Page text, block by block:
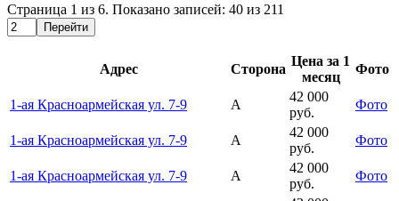
Страница 1 из 6. Показано записей: 40 из 211
Перейти
Адрес Сторона
Цена за 1
месяц
Фото
1-ая Красноармейская ул. 7-9 А
42 000
руб.
Фото
1-ая Красноармейская ул. 7-9 А
42 000
руб.
Фото
1-ая Красноармейская ул. 7-9 А
42 000
руб.
Фото